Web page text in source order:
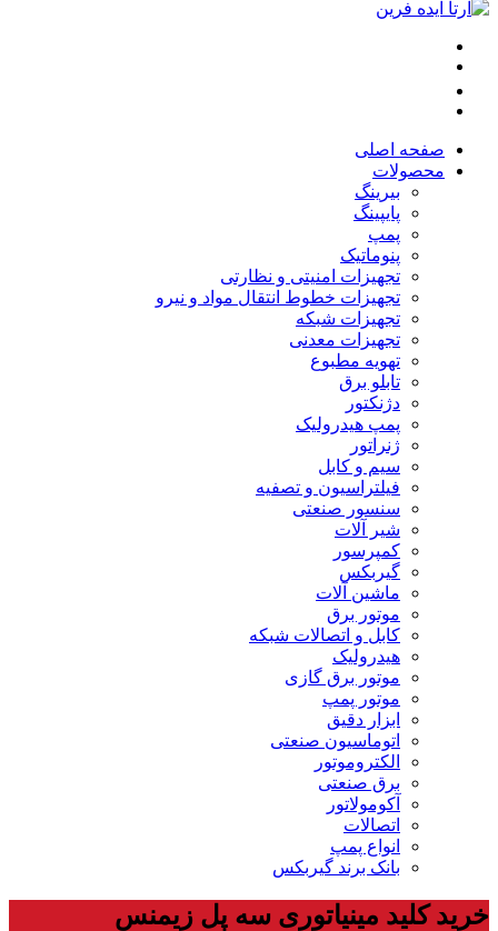
صفحه اصلی
محصولات
بیرینگ
پایپینگ
پمپ
پنوماتیک
تجهیزات امنیتی و نظارتی
تجهیزات خطوط انتقال مواد و نیرو
تجهیزات شبکه
تجهیزات معدنی
تهویه مطبوع
تابلو برق
دژنکتور
پمپ هیدرولیک
ژنراتور
سیم و کابل
فیلتراسیون و تصفیه
سنسور صنعتی
شیر آلات
کمپرسور
گیربکس
ماشین آلات
موتور برق
کابل و اتصالات شبکه
هیدرولیک
موتور برق گازی
موتور پمپ
ابزار دقیق
اتوماسیون صنعتی
الکتروموتور
برق صنعتی
آکومولاتور
اتصالات
انواع پمپ
بانک برند گیربکس
خرید کلید مینیاتوری سه پل زیمنس